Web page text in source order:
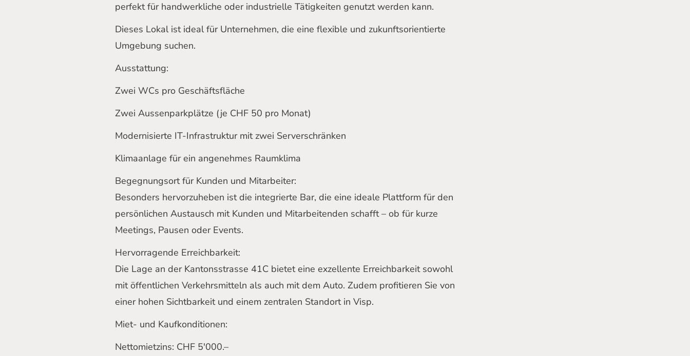
perfekt für handwerkliche oder industrielle Tätigkeiten genutzt werden kann.
Dieses Lokal ist ideal für Unternehmen, die eine flexible und zukunftsorientierte
Umgebung suchen.
Ausstattung:
Zwei WCs pro Geschäftsfläche
Zwei Aussenparkplätze (je CHF 50 pro Monat)
Modernisierte IT-Infrastruktur mit zwei Serverschränken
Klimaanlage für ein angenehmes Raumklima
Begegnungsort für Kunden und Mitarbeiter:
Besonders hervorzuheben ist die integrierte Bar, die eine ideale Plattform für den
persönlichen Austausch mit Kunden und Mitarbeitenden schafft – ob für kurze
Meetings, Pausen oder Events.
Hervorragende Erreichbarkeit:
Die Lage an der Kantonsstrasse 41C bietet eine exzellente Erreichbarkeit sowohl
mit öffentlichen Verkehrsmitteln als auch mit dem Auto. Zudem profitieren Sie von
einer hohen Sichtbarkeit und einem zentralen Standort in Visp.
Miet- und Kaufkonditionen:
Nettomietzins: CHF 5'000.–